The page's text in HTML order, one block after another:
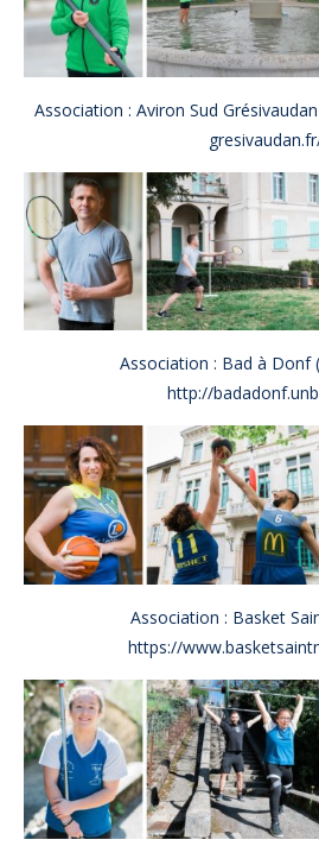
Association : Aviron Sud Grésivaudan
Association : Bad à Donf
http://
Association : Basket
https://